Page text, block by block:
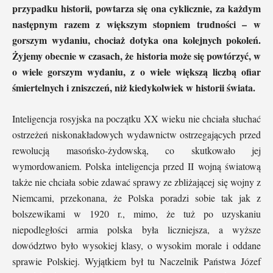
przypadku historii, powtarza się ona cyklicznie, za każdym
następnym razem z większym stopniem trudności – w
gorszym wydaniu, chociaż dotyka ona kolejnych pokoleń.
Żyjemy obecnie w czasach, że historia może się powtórzyć, w
o wiele gorszym wydaniu, z o wiele większą liczbą ofiar
śmiertelnych i zniszczeń, niż kiedykolwiek w historii świata.
Inteligencja rosyjska na początku XX wieku nie chciała słuchać
ostrzeżeń niskonakładowych wydawnictw ostrzegających przed
rewolucją masońsko-żydowską, co skutkowało jej
wymordowaniem. Polska inteligencja przed II wojną światową
także nie chciała sobie zdawać sprawy ze zbliżającej się wojny z
Niemcami, przekonana, że Polska poradzi sobie tak jak z
bolszewikami w 1920 r., mimo, że tuż po uzyskaniu
niepodległości armia polska była liczniejsza, a wyższe
dowództwo było wysokiej klasy, o wysokim morale i oddane
sprawie Polskiej. Wyjątkiem był tu Naczelnik Państwa Józef